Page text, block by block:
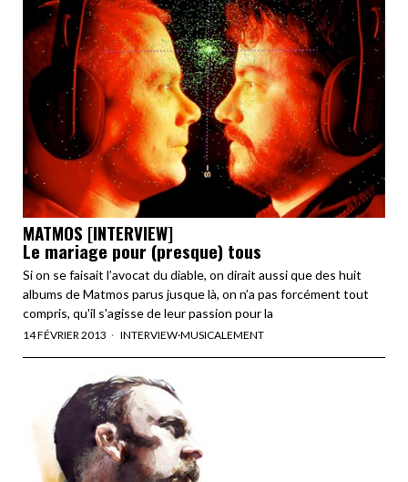
MATMOS [INTERVIEW]
Le mariage pour (presque) tous
Si on se faisait l’avocat du diable, on dirait aussi que des huit
albums de Matmos parus jusque là, on n’a pas forcément tout
compris, qu'il s'agisse de leur passion pour la
14 FÉVRIER 2013 INTERVIEW·MUSICALEMENT